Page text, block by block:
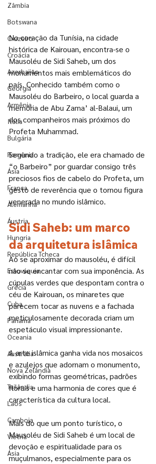
Zâmbia
Botswana
Cruzeiro
Croácia
Azerbaijão
Geórgia
Armênia
Itália
Bulgária
Romênia
Ásia
França
Alemanha
Áustria
Hungria
República Tcheca
Eslováquia
Grécia
Cuba
Panamá
Oceania
Austrália
Nova Zelândia
Tailândia
Laos
Camboja
Vietnã
Ásia
No coração da Tunísia, na cidade
histórica de Kairouan, encontra-se o
Mausoléu de Sidi Saheb, um dos
monumentos mais emblemáticos do
país. Conhecido também como o
Mausoléu do Barbeiro, o local guarda a
memória de Abu Zama’ al-Balaui, um
dos companheiros mais próximos do
Profeta Muhammad.
Segundo a tradição, ele era chamado de
“o Barbeiro” por guardar consigo três
preciosos fios de cabelo do Profeta, um
gesto de reverência que o tornou figura
venerada no mundo islâmico.
Sidi Saheb: um marco
da arquitetura islâmica
Ao se aproximar do mausoléu, é difícil
não se encantar com sua imponência. As
cúpulas verdes que despontam contra o
céu de Kairouan, os minaretes que
parecem tocar as nuvens e a fachada
meticulosamente decorada criam um
espetáculo visual impressionante.
A arte islâmica ganha vida nos mosaicos
e azulejos que adornam o monumento,
exibindo formas geométricas, padrões
florais e uma harmonia de cores que é
característica da cultura local.
Mais do que um ponto turístico, o
Mausoléu de Sidi Saheb é um local de
devoção e espiritualidade para os
muçulmanos, especialmente para os